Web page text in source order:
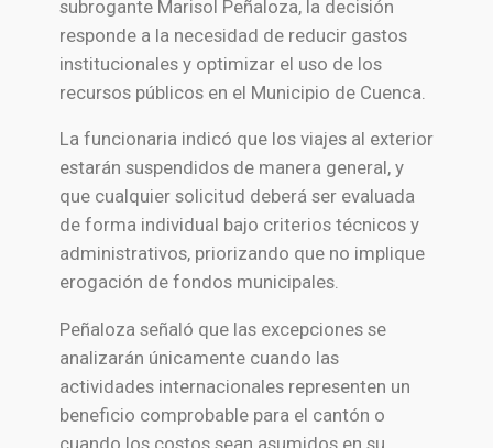
subrogante Marisol Peñaloza, la decisión
responde a la necesidad de reducir gastos
institucionales y optimizar el uso de los
recursos públicos en el Municipio de Cuenca
La funcionaria indicó que los viajes al exterior
estarán suspendidos de manera general, y
que cualquier solicitud deberá ser evaluada
de forma individual bajo criterios técnicos y
administrativos, priorizando que no implique
erogación de fondos municipales.
Peñaloza señaló que las excepciones se
analizarán únicamente cuando las
actividades internacionales representen un
beneficio comprobable para el cantón o